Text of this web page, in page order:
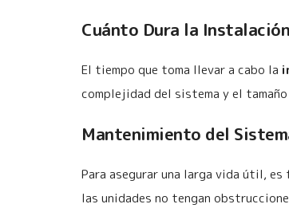
Cuánto Dura la Instalación
El tiempo que toma llevar a cabo la
complejidad del sistema y el tamaño
Mantenimiento del
Para asegurar una larga vida útil,
las unidades no tengan